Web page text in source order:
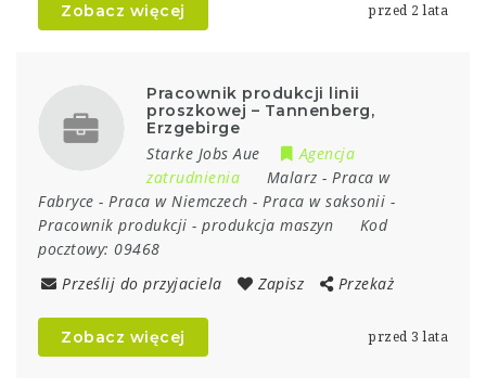
Zobacz więcej przed 2 lata
Pracownik produkcji linii
proszkowej – Tannenberg,
Erzgebirge
Starke Jobs Aue
Agencja
zatrudnienia
Malarz - Praca w
Fabryce - Praca w Niemczech - Praca w saksonii -
Pracownik produkcji - produkcja maszyn
Kod
pocztowy: 09468
Prześlij do przyjaciela
Zapisz Przekaż
Zobacz więcej przed 3 lata